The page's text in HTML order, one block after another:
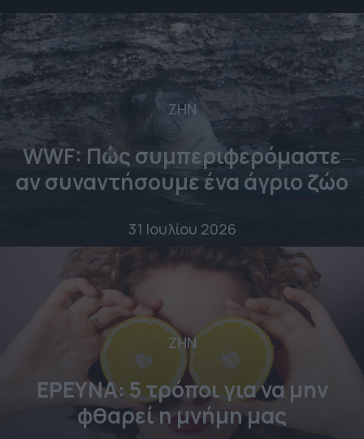
ΖΗΝ
WWF: Πώς συμπεριφερόμαστε
αν συναντήσουμε ένα άγριο ζώο
31 Ιουλίου 2026
ΖΗΝ
ΕΡΕΥΝΑ: 5 τρόποι για να μην
φθαρεί η μνήμη μας